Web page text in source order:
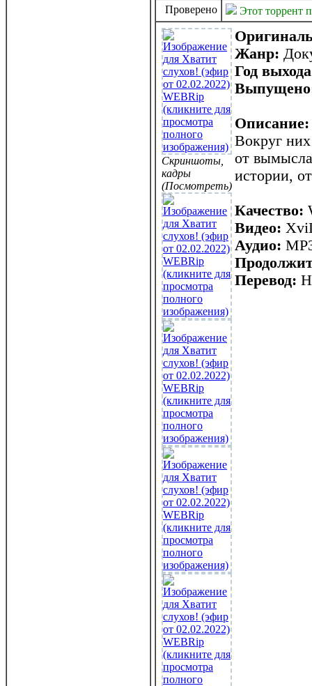
Проверено
Этот торрент
Скриншоты,
кадры
(Посмотреть)
Жанр:
Год
Описание:
Вокруг них
от
истории,
Качество:
Видео:
Аудио:
Перевод: